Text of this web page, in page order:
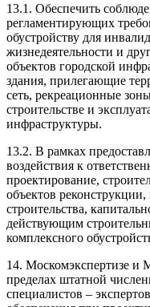
13.1. Обеспечить
регламентирующих
обустройству для
жизнедеятельности и
объектов городской
здания, прилегающие
сеть, рекреационные
строительстве и
инфраструктуры.
13.2. В рамках
воздействия к
проектирование,
объектов
строительства,
действующим
комплексного
14. Москомэкспертизе и
пределах штатной
специалистов –